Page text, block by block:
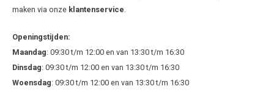
maken via onze klantenservice.
Openingstijden:
Maandag: 09:30 t/m 12:00 en van 13:30 t/m 16:30
Dinsdag: 09:30 t/m 12:00 en van 13:30 t/m 16:30
Woensdag: 09:30 t/m 12:00 en van 13:30 t/m 16:30